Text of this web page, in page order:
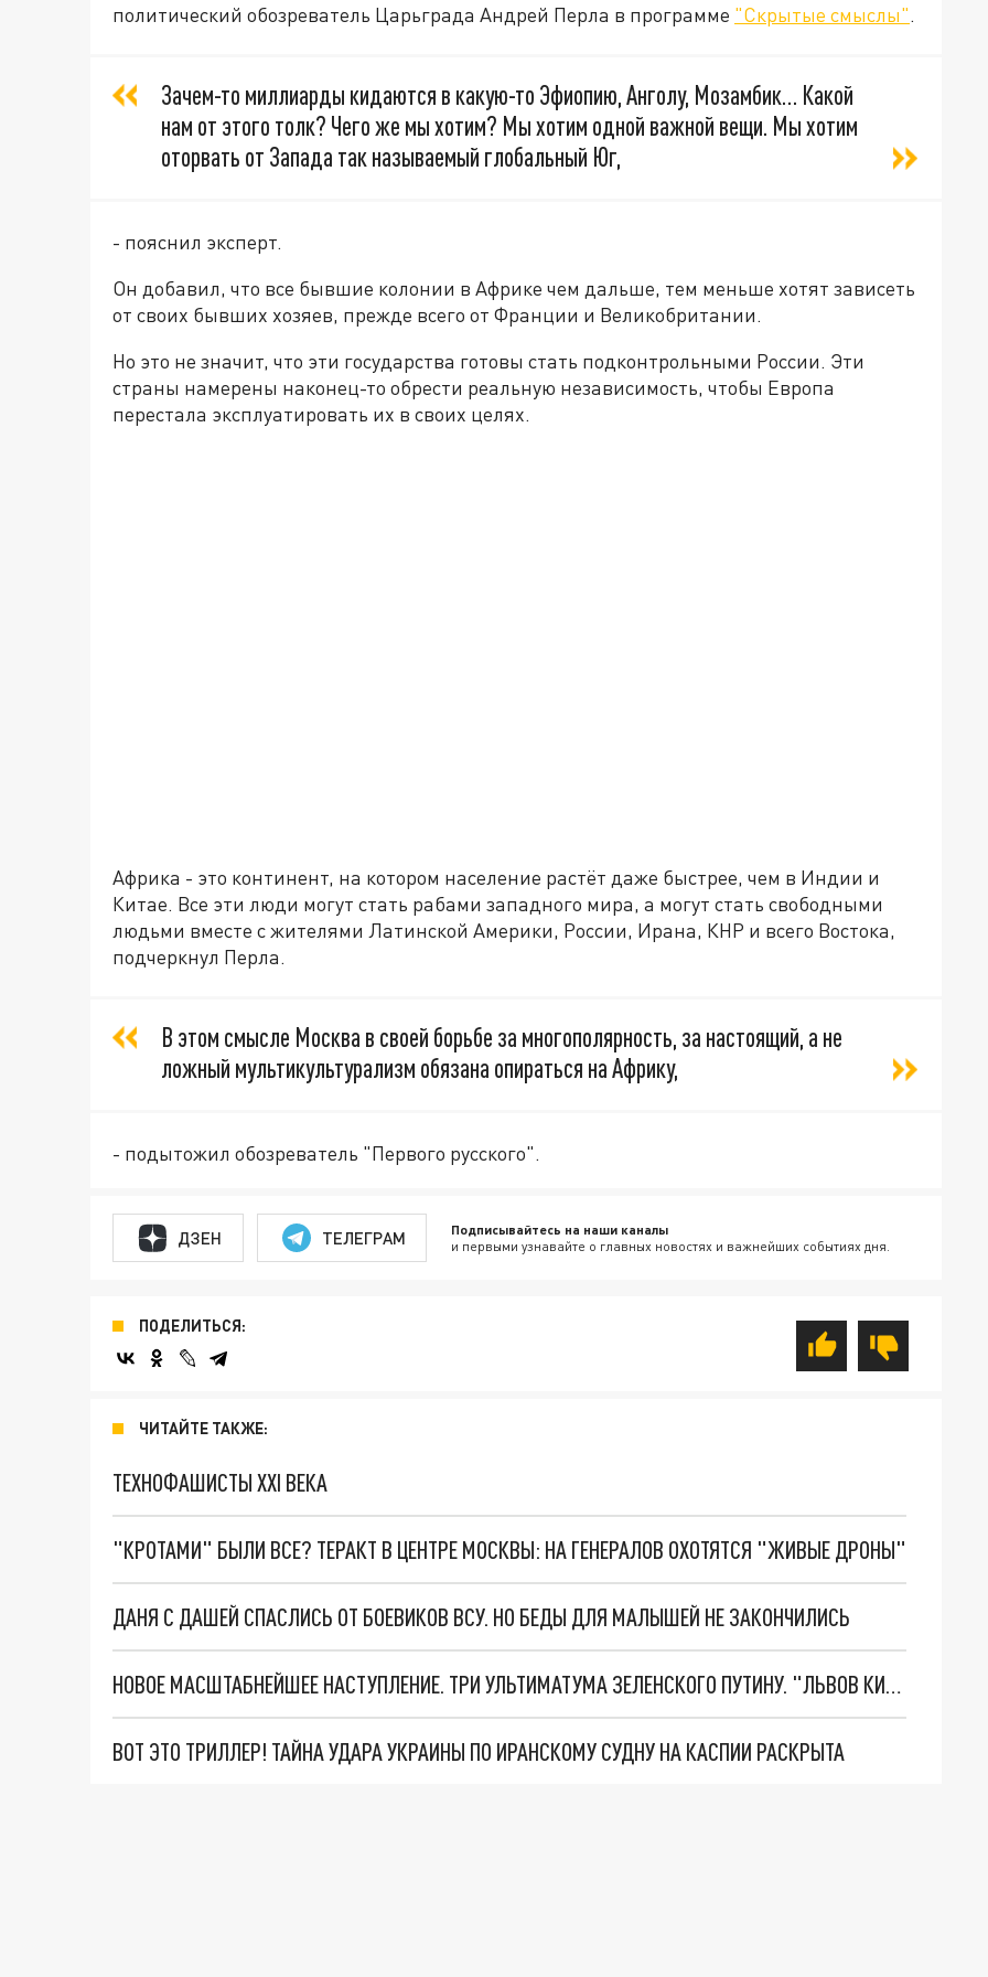
политический обозреватель Царьграда Андрей Перла в программе "Скрытые смыслы".
Зачем-то миллиарды кидаются в какую-то Эфиопию, Анголу, Мозамбик… Какой
нам от этого толк? Чего же мы хотим? Мы хотим одной важной вещи. Мы хотим
оторвать от Запада так называемый глобальный Юг,
- пояснил эксперт.
Он добавил, что все бывшие колонии в Африке чем дальше, тем меньше хотят зависеть
от своих бывших хозяев, прежде всего от Франции и Великобритании.
Но это не значит, что эти государства готовы стать подконтрольными России. Эти
страны намерены наконец-то обрести реальную независимость, чтобы Европа
перестала эксплуатировать их в своих целях.
Африка - это континент, на котором население растёт даже быстрее, чем в Индии и
Китае. Все эти люди могут стать рабами западного мира, а могут стать свободными
людьми вместе с жителями Латинской Америки, России, Ирана, КНР и всего Востока,
подчеркнул Перла.
В этом смысле Москва в своей борьбе за многополярность, за настоящий, а не
ложный мультикультурализм обязана опираться на Африку,
- подытожил обозреватель "Первого русского".
ДЗЕН ТЕЛЕГРАМ Подписывайтесь на наши каналы
и первыми узнавайте о главных новостях и важнейших событиях дня.
ПОДЕЛИТЬСЯ:
ЧИТАЙТЕ ТАКЖЕ:
ТЕХНОФАШИСТЫ XXI ВЕКА
"КРОТАМИ" БЫЛИ ВСЕ? ТЕРАКТ В ЦЕНТРЕ МОСКВЫ: НА ГЕНЕРАЛОВ ОХОТЯТСЯ "ЖИВЫЕ ДРОНЫ"
ДАНЯ С ДАШЕЙ СПАСЛИСЬ ОТ БОЕВИКОВ ВСУ. НО БЕДЫ ДЛЯ МАЛЫШЕЙ НЕ ЗАКОНЧИЛИСЬ
НОВОЕ МАСШТАБНЕЙШЕЕ НАСТУПЛЕНИЕ. ТРИ УЛЬТИМАТУМА ЗЕЛЕНСКОГО ПУТИНУ. "ЛЬВОВ КИМА" ПОСТАВЯТ НА ПВО? ГЛОБАЛЬНЫЙ ПРОРЫВ ПОД ЗАПОРОЖЬЕМ
ВОТ ЭТО ТРИЛЛЕР! ТАЙНА УДАРА УКРАИНЫ ПО ИРАНСКОМУ СУДНУ НА КАСПИИ РАСКРЫТА